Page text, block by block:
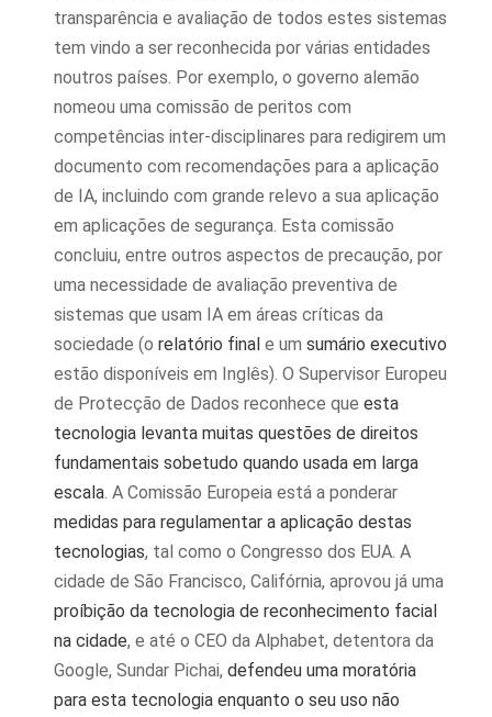
transparência e avaliação de todos estes sistemas
tem vindo a ser reconhecida por várias entidades
noutros países. Por exemplo, o governo alemão
nomeou uma comissão de peritos com
competências inter-disciplinares para redigirem um
documento com recomendações para a aplicação
de IA, incluindo com grande relevo a sua aplicação
em aplicações de segurança. Esta comissão
concluiu, entre outros aspectos de precaução, por
uma necessidade de avaliação preventiva de
sistemas que usam IA em áreas críticas da
sociedade (o relatório final e um sumário executivo
estão disponíveis em Inglês). O Supervisor Europeu
de Protecção de Dados reconhece que esta
tecnologia levanta muitas questões de direitos
fundamentais sobetudo quando usada em larga
escala . A Comissão Europeia está a ponderar
medidas para regulamentar a aplicação destas
tecnologias, tal como o Congresso dos EUA. A
cidade de São Francisco, Califórnia, aprovou já uma
proíbição da tecnologia de reconhecimento facial
na cidade, e até o CEO da Alphabet, detentora da
Google, Sundar Pichai, defendeu uma moratória
para esta tecnologia enquanto o seu uso não